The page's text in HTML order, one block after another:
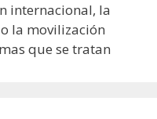
internacional, la
la movilización
que se tratan